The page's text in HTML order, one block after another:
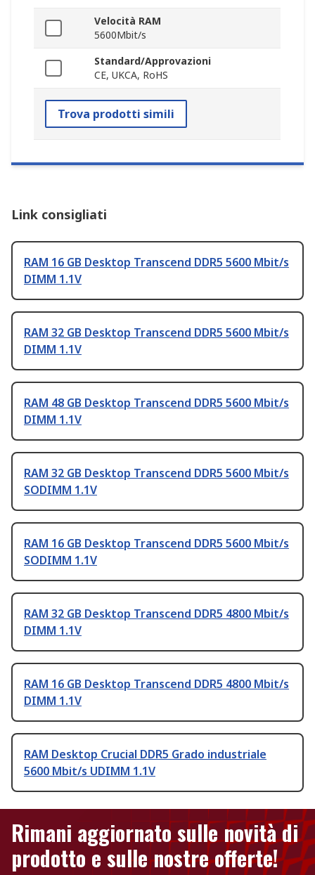
Velocità RAM
5600Mbit/s
Standard/Approvazioni
CE, UKCA, RoHS
Trova prodotti simili
Link consigliati
RAM 16 GB Desktop Transcend DDR5 5600 Mbit/s
DIMM 1.1V
RAM 32 GB Desktop Transcend DDR5 5600 Mbit/s
DIMM 1.1V
RAM 48 GB Desktop Transcend DDR5 5600 Mbit/s
DIMM 1.1V
RAM 32 GB Desktop Transcend DDR5 5600 Mbit/s
SODIMM 1.1V
RAM 16 GB Desktop Transcend DDR5 5600 Mbit/s
SODIMM 1.1V
RAM 32 GB Desktop Transcend DDR5 4800 Mbit/s
DIMM 1.1V
RAM 16 GB Desktop Transcend DDR5 4800 Mbit/s
DIMM 1.1V
RAM Desktop Crucial DDR5 Grado industriale
5600 Mbit/s UDIMM 1.1V
Rimani aggiornato sulle novità di
prodotto e sulle nostre offerte!